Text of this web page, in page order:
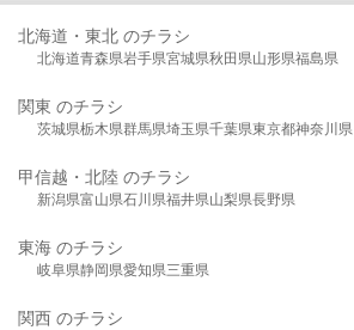
北海道・東北 のチラシ
北海道青森県岩手県宮城県秋田県山形県福島県
関東 のチラシ
茨城県栃木県群馬県埼玉県千葉県東京都神奈川県
甲信越・北陸 のチラシ
新潟県富山県石川県福井県山梨県長野県
東海 のチラシ
岐阜県静岡県愛知県三重県
関西 のチラシ